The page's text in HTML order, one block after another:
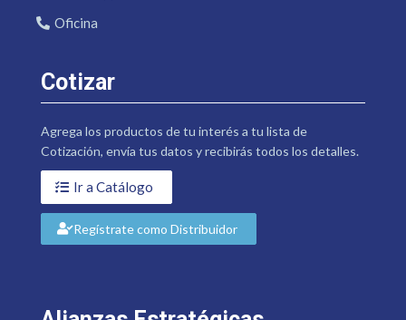
Oficina
Cotizar
Agrega los productos de tu interés a tu lista de
Cotización, envía tus datos y recibirás todos los detalles.
Ir a Catálogo
Regístrate como Distribuidor